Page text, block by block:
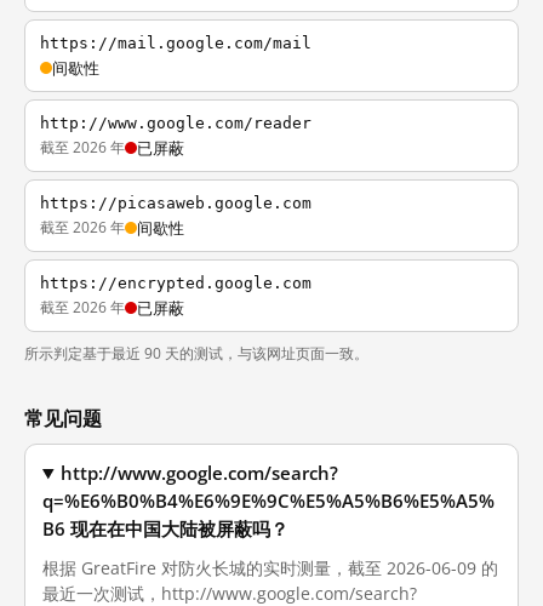
https://mail.google.com/mail
间歇性
http://www.google.com/reader
截至 2026 年 已屏蔽
https://picasaweb.google.com
截至 2026 年 间歇性
https://encrypted.google.com
截至 2026 年 已屏蔽
所示判定基于最近 90 天的测试，与该网址页面一致。
常见问题
http://www.google.com/search?
q=%E6%B0%B4%E6%9E%9C%E5%A5%B6%E5%A5%
B6 现在在中国大陆被屏蔽吗？
根据 GreatFire 对防火长城的实时测量，截至 2026-06-09 的
最近一次测试，http://www.google.com/search?